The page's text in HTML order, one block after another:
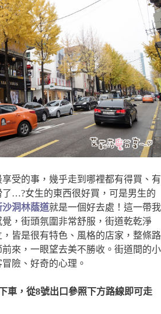
受的事，幾乎走到哪裡都有得買、有
…?女生的東西很好買，可是男生的
沙洞林蔭道就是一個好去處！這一帶我
，街頭氛圍非常舒服，街道乾乾淨
皆是很有特色、風格的店家，整條路
來，一眼望去美不勝收。街道間的小
險、好奇的心理。
車，從8號出口參照下方路線即可走